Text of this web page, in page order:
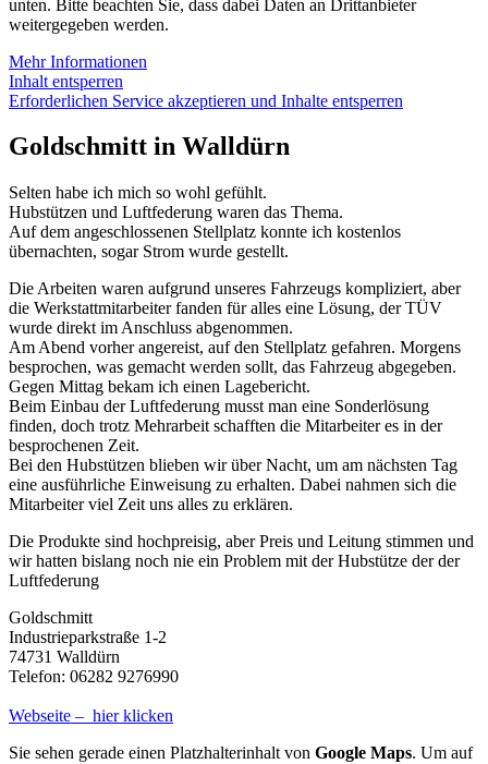
unten. Bitte beachten Sie, dass dabei Daten an Drittanbieter
weitergegeben werden.
Mehr Informationen
Inhalt entsperren
Erforderlichen Service akzeptieren und Inhalte entsperren
Goldschmitt in Walldürn
Selten habe ich mich so wohl gefühlt.
Hubstützen und Luftfederung waren das Thema.
Auf dem angeschlossenen Stellplatz konnte ich kostenlos
übernachten, sogar Strom wurde gestellt.
Die Arbeiten waren aufgrund unseres Fahrzeugs kompliziert, aber
die Werkstattmitarbeiter fanden für alles eine Lösung, der TÜV
wurde direkt im Anschluss abgenommen.
Am Abend vorher angereist, auf den Stellplatz gefahren. Morgens
besprochen, was gemacht werden sollt, das Fahrzeug abgegeben.
Gegen Mittag bekam ich einen Lagebericht.
Beim Einbau der Luftfederung musst man eine Sonderlösung
finden, doch trotz Mehrarbeit schafften die Mitarbeiter es in der
besprochenen Zeit.
Bei den Hubstützen blieben wir über Nacht, um am nächsten Tag
eine ausführliche Einweisung zu erhalten. Dabei nahmen sich die
Mitarbeiter viel Zeit uns alles zu erklären.
Die Produkte sind hochpreisig, aber Preis und Leitung stimmen und
wir hatten bislang noch nie ein Problem mit der Hubstütze der der
Luftfederung
Goldschmitt
Industrieparkstraße 1-2
74731 Walldürn
Telefon: 06282 9276990
Webseite – hier klicken
Sie sehen gerade einen Platzhalterinhalt von Google Maps. Um auf